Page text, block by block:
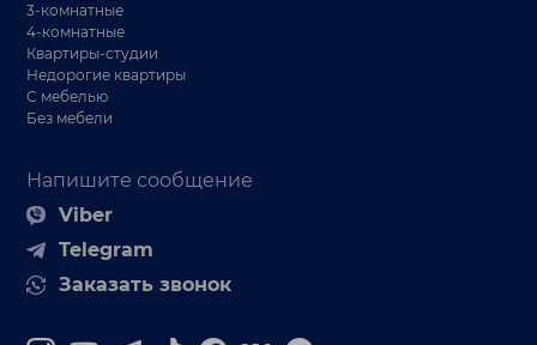
Напишите сообщение
Viber
Telegram
Заказать звонок
3-комнатные
4-комнатные
Квартиры-студии
Недорогие квартиры
С мебелью
Без мебели